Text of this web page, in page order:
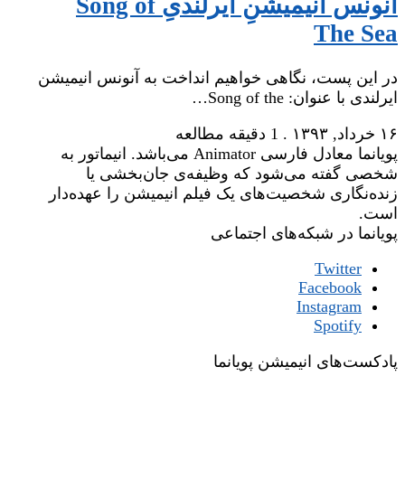
The Sea
در این پست، نگاهی خواهیم انداخت به آنونس انیمیشن
ایرلندی با عنوان: Song of the…
۱۶ خرداد, ۱۳۹۳
. 1 دقیقه مطالعه
پویانما معادل فارسی Animator می‌باشد. انیماتور به
شخصی گفته می‌شود که وظیفه‌ی جان‌بخشی یا
زنده‌نگاری شخصیت‌های یک فیلم انیمیشن را عهده‌دار
است.
پویانما در شبکه‌های اجتماعی
Twitter
Facebook
Instagram
Spotify
پادکست‌های انیمیشن پویانما